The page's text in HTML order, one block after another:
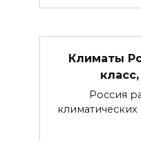
Климаты
Россия
климатических